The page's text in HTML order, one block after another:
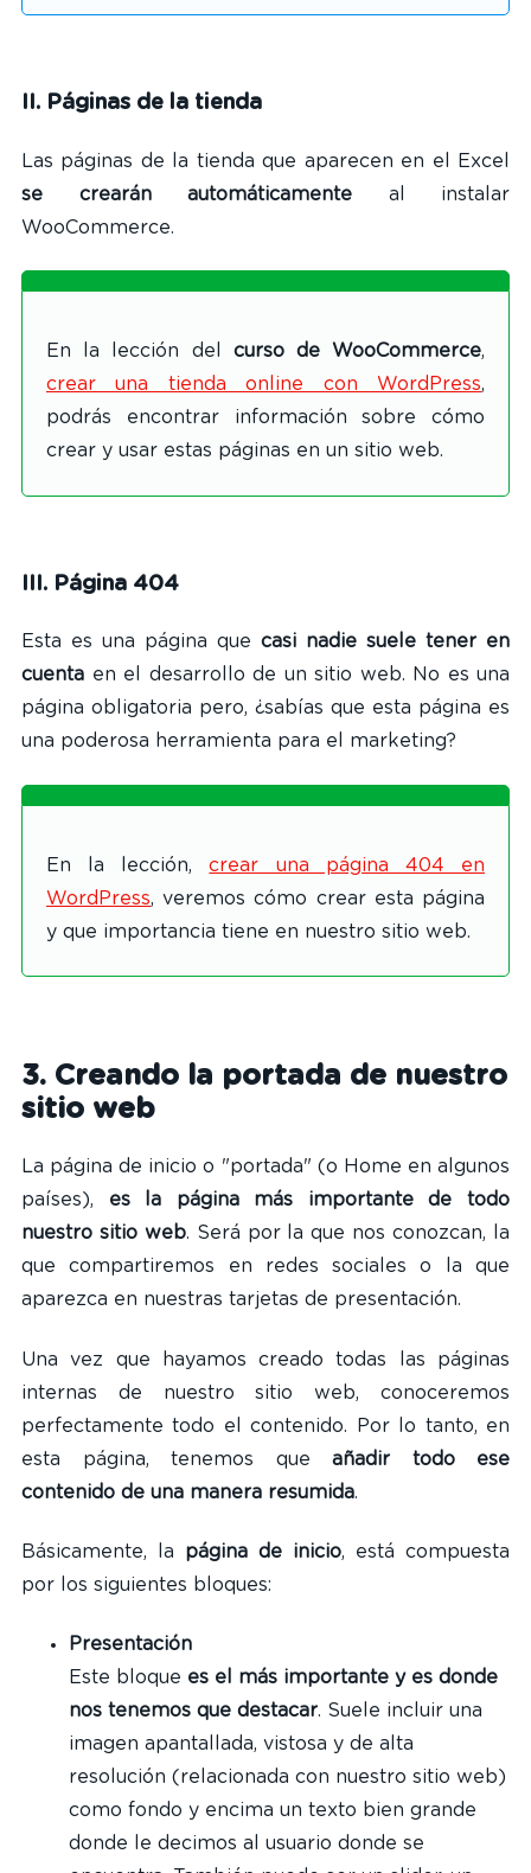
II. Páginas de la tienda
Las páginas de la tienda que aparecen en el Excel
se crearán automáticamente al instalar
WooCommerce.
En la lección del curso de WooCommerce,
crear una tienda online con WordPress,
podrás encontrar información sobre cómo
crear y usar estas páginas en un sitio web.
III. Página 404
Esta es una página que casi nadie suele tener en
cuenta en el desarrollo de un sitio web. No es una
página obligatoria pero, ¿sabías que esta página es
una poderosa herramienta para el marketing?
En la lección,crear una página 404 en
WordPress, veremos cómo crear esta página
y que importancia tiene en nuestro sitio web.
3. Creando la portada de nuestro
sitio web
La página de inicio o "portada" (o Home en algunos
países), es la página más importante de todo
nuestro sitio web. Será por la que nos conozcan, la
que compartiremos en redes sociales o la que
aparezca en nuestras tarjetas de presentación.
Una vez que hayamos creado todas las páginas
internas de nuestro sitio web, conoceremos
perfectamente todo el contenido. Por lo tanto, en
esta página, tenemos que añadir todo ese
contenido de una manera resumida.
Básicamente, la página de inicio, está compuesta
por los siguientes bloques:
Presentación
Este bloque es el más importante y es donde
nos tenemos que destacar. Suele incluir una
imagen apantallada, vistosa y de alta
resolución (relacionada con nuestro sitio web)
como fondo y encima un texto bien grande
donde le decimos al usuario donde se